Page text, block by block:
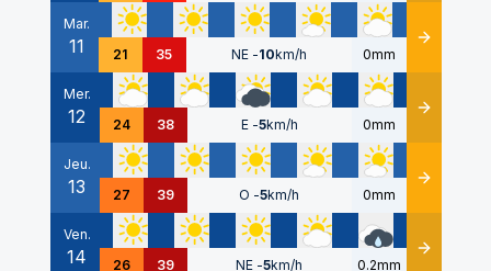
Mar.
11 21 35 NE -10km/h 0mm Détails
Mer.
12 24 38 E -5km/h 0mm Détails
Jeu.
13 27 39 O -5km/h 0mm Détails
Ven.
14 26 39 NE -5km/h 0.2mm Détails